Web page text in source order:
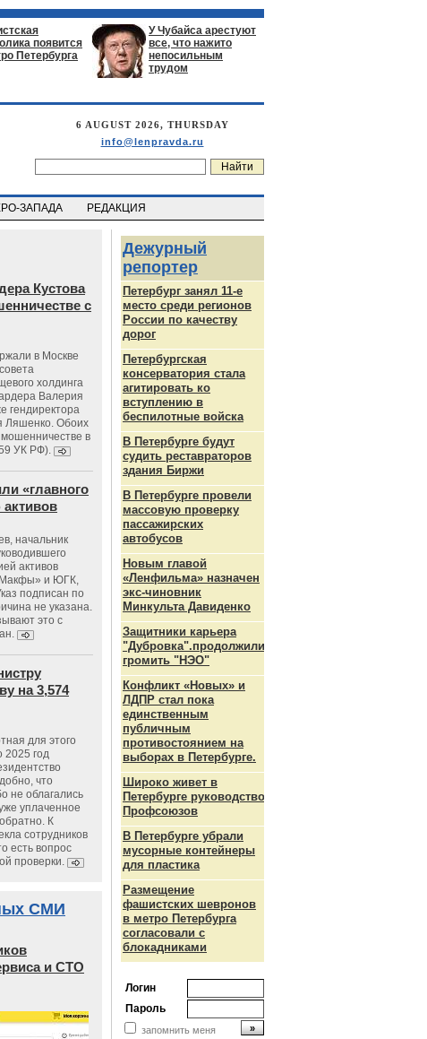
появится
Петербурга
У Чубайса арестуют
все, что нажито
непосильным
трудом
6 AUGUST 2026, THURSDAY
info@lenpravda.ru
ЗАПАДА РЕДАКЦИЯ
Кустова
с
в Москве
холдинга
Валерия
гендиректора
Ляшенко. Обоих
в
УК РФ).
«главного
начальник
активов
и ЮГК,
подписан по
не указана.
это с
на 3,574
для этого
2025 год
что
не облагались
уплаченное
К
сотрудников
есть вопрос
проверки.
СМИ
и СТО
Дежурный
репортер
Петербург занял 11-е
место среди регионов
России по качеству
дорог
Петербургская
консерватория стала
агитировать ко
вступлению в
беспилотные войска
В Петербурге будут
судить реставраторов
здания Биржи
В Петербурге провели
массовую проверку
пассажирских
автобусов
Новым главой
«Ленфильма» назначен
экс-чиновник
Минкульта Давиденко
Защитники карьера
"Дубровка".продолжили
громить "НЭО"
Конфликт «Новых» и
ЛДПР стал пока
единственным
публичным
противостоянием на
выборах в Петербурге.
Широко живет в
Петербурге руководство
Профсоюзов
В Петербурге убрали
мусорные контейнеры
для пластика
Размещение
фашистских шевронов
в метро Петербурга
согласовали с
блокадниками
Логин
Пароль
запомнить меня